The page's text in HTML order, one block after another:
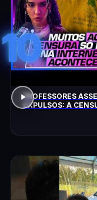
10
PROFESSORES
EXPULSOS: A